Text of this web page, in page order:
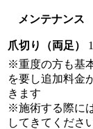
メンテナンス
爪切り（両足）
※重度の方も基
を要し追加料金
きます
※施術する際に
してきてくださ